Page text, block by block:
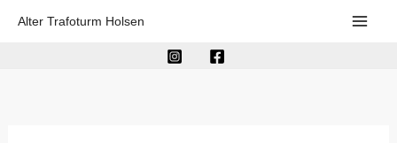
Alter Trafoturm Holsen